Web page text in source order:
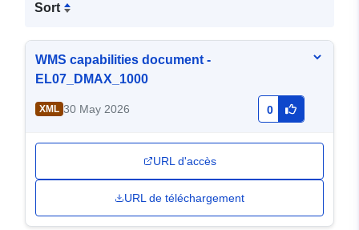
Sort
WMS capabilities document -
EL07_DMAX_1000
XML 30 May 2026 0
URL d'accès
URL de téléchargement